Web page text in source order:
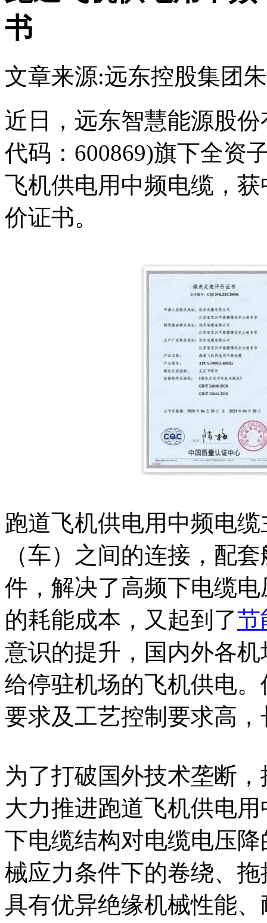
书
文章来源:远东控股集团
近日，远东智慧能源股
代码：600869)旗下全资
飞机供电用中频电缆，
价证书。
跑道飞机供电用中频电
（车）之间的连接，配
件，解决了高频下电缆
的耗能成本，又起到了节
意识的提升，国内外各
给停驻机场的飞机供电
要求及工艺控制要求高
为了打破国外技术垄断
大力推进跑道飞机供电
下电缆结构对电缆电压
械应力条件下的卷绕、
具有优异绝缘机械性能